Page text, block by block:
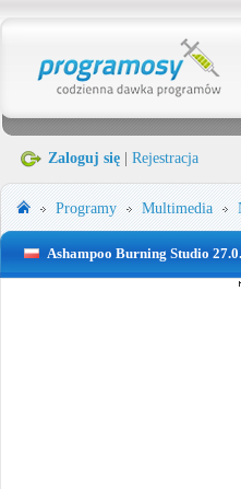
Zaloguj się Rejestracja
Programy Multimedia
Ashampoo Burning Studio